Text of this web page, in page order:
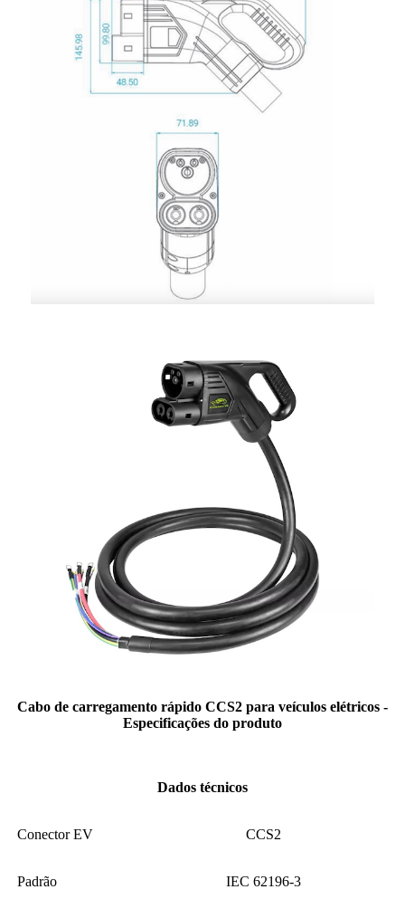
Cabo de carregamento rápido CCS2 para veículos elétricos -
Especificações do produto
Dados técnicos
Conector EV CCS2
Padrão IEC 62196-3